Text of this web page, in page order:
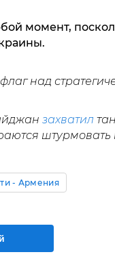
момент,
флаг над
захватил
штурмовать
- Армения